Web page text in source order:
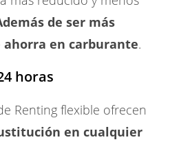
de ser más
ahorra en carburante.
horas
Renting flexible ofrecen
en cualquier